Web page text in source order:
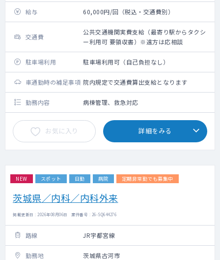
給与 60,000円/回（税込・交通費別）
交通費
公共交通機関実費支給（最寄り駅からタクシ
ー利用可 要領収書）※遠方は応相談
駐車場利用 駐車場利用可（自己負担なし）
車通勤時の補足事項 院内規定で交通費算出支給となります
勤務内容 病棟管理、救急対応
お気に入り 詳細をみる
NEW スポット 日勤 病院 定期非常勤でも募集中
茨城県／内科／内科外来
掲載更新日 : 2026年08月06日 案件番号 : 26-SQ644276
路線 JR宇都宮線
勤務地 茨城県古河市